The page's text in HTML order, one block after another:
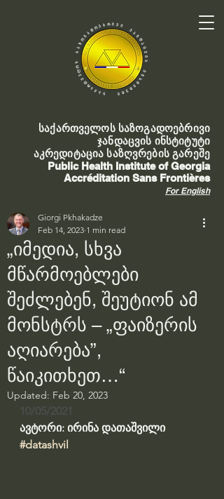
საქართველოს საზოგადოებრივი
ჯანდაცვის ინსტიტუტი
აკრედიტაცია საზღვრების გარეშე
Public Health Institute of Georgia
Accréditation Sans Frontières
For English
„იმედია, სხვა
მწარმოებლები
შეძლებენ, შეუტიონ ამ
მონსტრს – „ფაიზერის
აღიარება”,
წაიკითხეთ…“
Giorgi Pkhakadze
Feb 14, 2023 1 min read
Updated: Feb 20, 2023
10/05/2021
ავტორი: ირინა დათაშვილი
#datashvil